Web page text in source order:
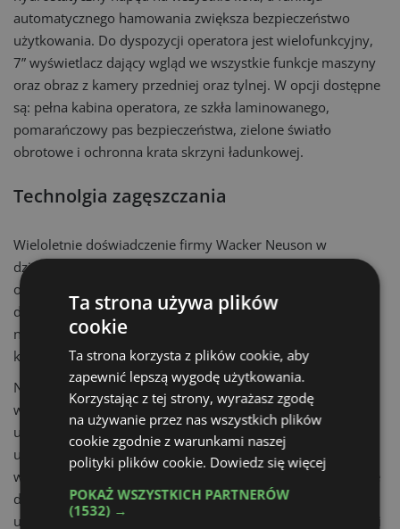
automatycznego hamowania zwiększa bezpieczeństwo
użytkowania. Do dyspozycji operatora jest wielofunkcyjny,
7” wyświetlacz dający wgląd we wszystkie funkcje maszyny
oraz obraz z kamery przedniej oraz tylnej. W opcji dostępne
są: pełna kabina operatora, ze szkła laminowanego,
pomarańczowy pas bezpieczeństwa, zielone światło
obrotowe i ochronna krata skrzyni ładunkowej.
Technolgia zagęszczania
Wieloletnie doświadczenie firmy Wacker Neuson w
dziedzinie zagęszczania przysłużyło się do dalszej
optymalizacji sprawdzonego już walca okołkowanego RTx
do wykopów, w którym dla poprawy bezobsługowej pracy
na płycie dolnej wprowadzono szereg zmian
konstrukcyjnych.
Nowa generacja prowadzonych ręcznie tandemowych
walców wibracyjnych RD7 o szerokości bębna 65 cm,
umożliwia optymalną pracę asfalcie oraz gruncie. Obsługa
urządzenia jest możliwa za pomocą przerobionego pod
względem konstrukcji i funkcji, a także prostego w obsłudze
dyszla prowadzącego. Walec RD7 to ergonomiczne
urządzenie, które charakteryzuje się najniższymi wibracjami
Ta strona używa plików
cookie
Ta strona korzysta z plików cookie, aby
zapewnić lepszą wygodę użytkowania.
Korzystając z tej strony, wyrażasz zgodę
na używanie przez nas wszystkich plików
cookie zgodnie z warunkami naszej
polityki plików cookie. Dowiedz się więcej
POKAŻ WSZYSTKICH PARTNERÓW
(1532) →